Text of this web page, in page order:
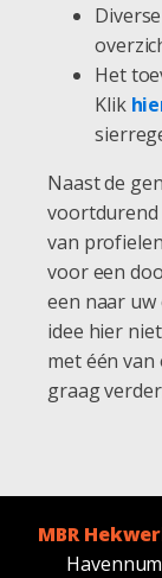
Het
Klik
Naast de
van
voor een
een naar
idee hier
met één
graag
MBR